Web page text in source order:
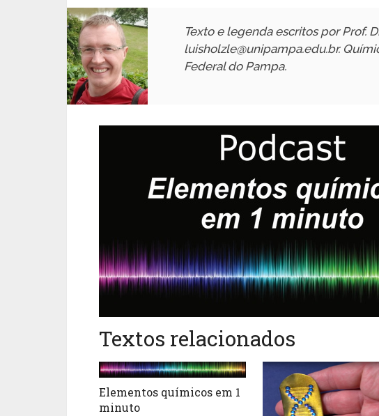
Texto e legenda escritos por Prof.
luisholzle@unipampa.edu.br.
Federal do Pampa.
Textos relacionados
Elementos químicos em 1
minuto